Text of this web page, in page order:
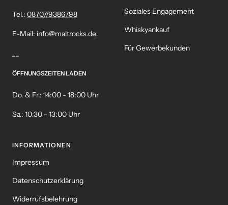
Tel.: 08707/9386798
E-Mail: info@maltrocks.de
ÖFFNUNGSZEITEN LADEN
Do. & Fr.: 14:00 - 18:00 Uhr
Sa.: 10:30 - 13:00 Uhr
Soziales Engagement
Whiskyankauf
Für Gewerbekunden
INFORMATIONEN
Impressum
Datenschutzerklärung
Widerrufsbelehrung